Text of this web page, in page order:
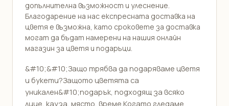
допълнителна възможност и улеснение.
Благодарение на нас експресната доставка на
цветя е възможна, като сроковете за доставка
могат да бъдат намерени на нашия онлайн
магазин за цветя и подаръци.
&#10;&#10;Защо трябва да подаряваме цветя
и букети?Защото цветята са
уникален&#10;подарък, подходящ за всяко
лице, кауза, място, време.Когато гледаме